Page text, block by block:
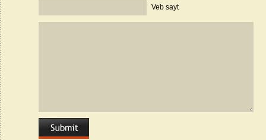
Veb sayt